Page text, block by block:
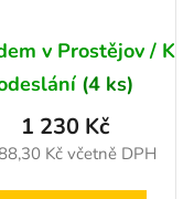
levá
v Prostějov / K
(4 ks)
Kč včetně DPH
1 230 Kč